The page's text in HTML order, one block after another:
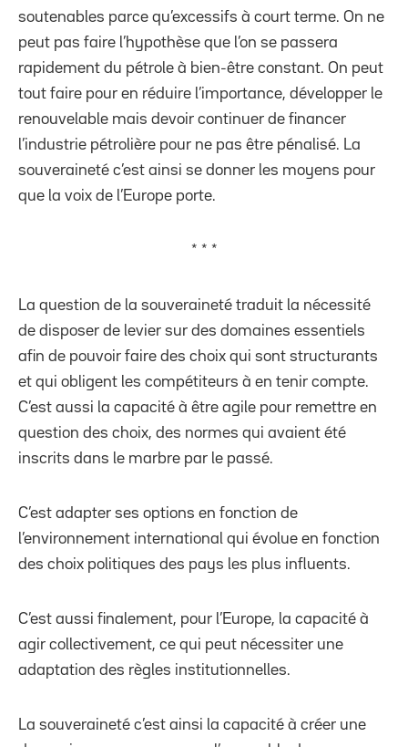
soutenables parce qu’excessifs à court terme. On ne
peut pas faire l’hypothèse que l’on se passera
rapidement du pétrole à bien-être constant. On peut
tout faire pour en réduire l’importance, développer le
renouvelable mais devoir continuer de financer
l’industrie pétrolière pour ne pas être pénalisé. La
souveraineté c’est ainsi se donner les moyens pour
que la voix de l’Europe porte.
* * *
La question de la souveraineté traduit la nécessité
de disposer de levier sur des domaines essentiels
afin de pouvoir faire des choix qui sont structurants
et qui obligent les compétiteurs à en tenir compte.
C’est aussi la capacité à être agile pour remettre en
question des choix, des normes qui avaient été
inscrits dans le marbre par le passé.
C’est adapter ses options en fonction de
l’environnement international qui évolue en fonction
des choix politiques des pays les plus influents.
C’est aussi finalement, pour l’Europe, la capacité à
agir collectivement, ce qui peut nécessiter une
adaptation des règles institutionnelles.
La souveraineté c’est ainsi la capacité à créer une